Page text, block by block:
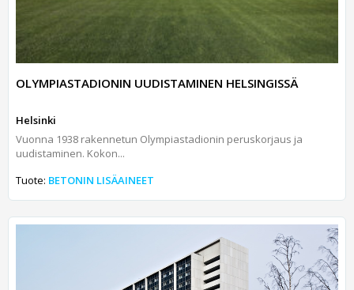
OLYMPIASTADIONIN UUDISTAMINEN HELSINGISSÄ
Helsinki
Vuonna 1938 rakennetun Olympiastadionin peruskorjaus ja
uudistaminen. Kokon...
Tuote: BETONIN LISÄAINEET